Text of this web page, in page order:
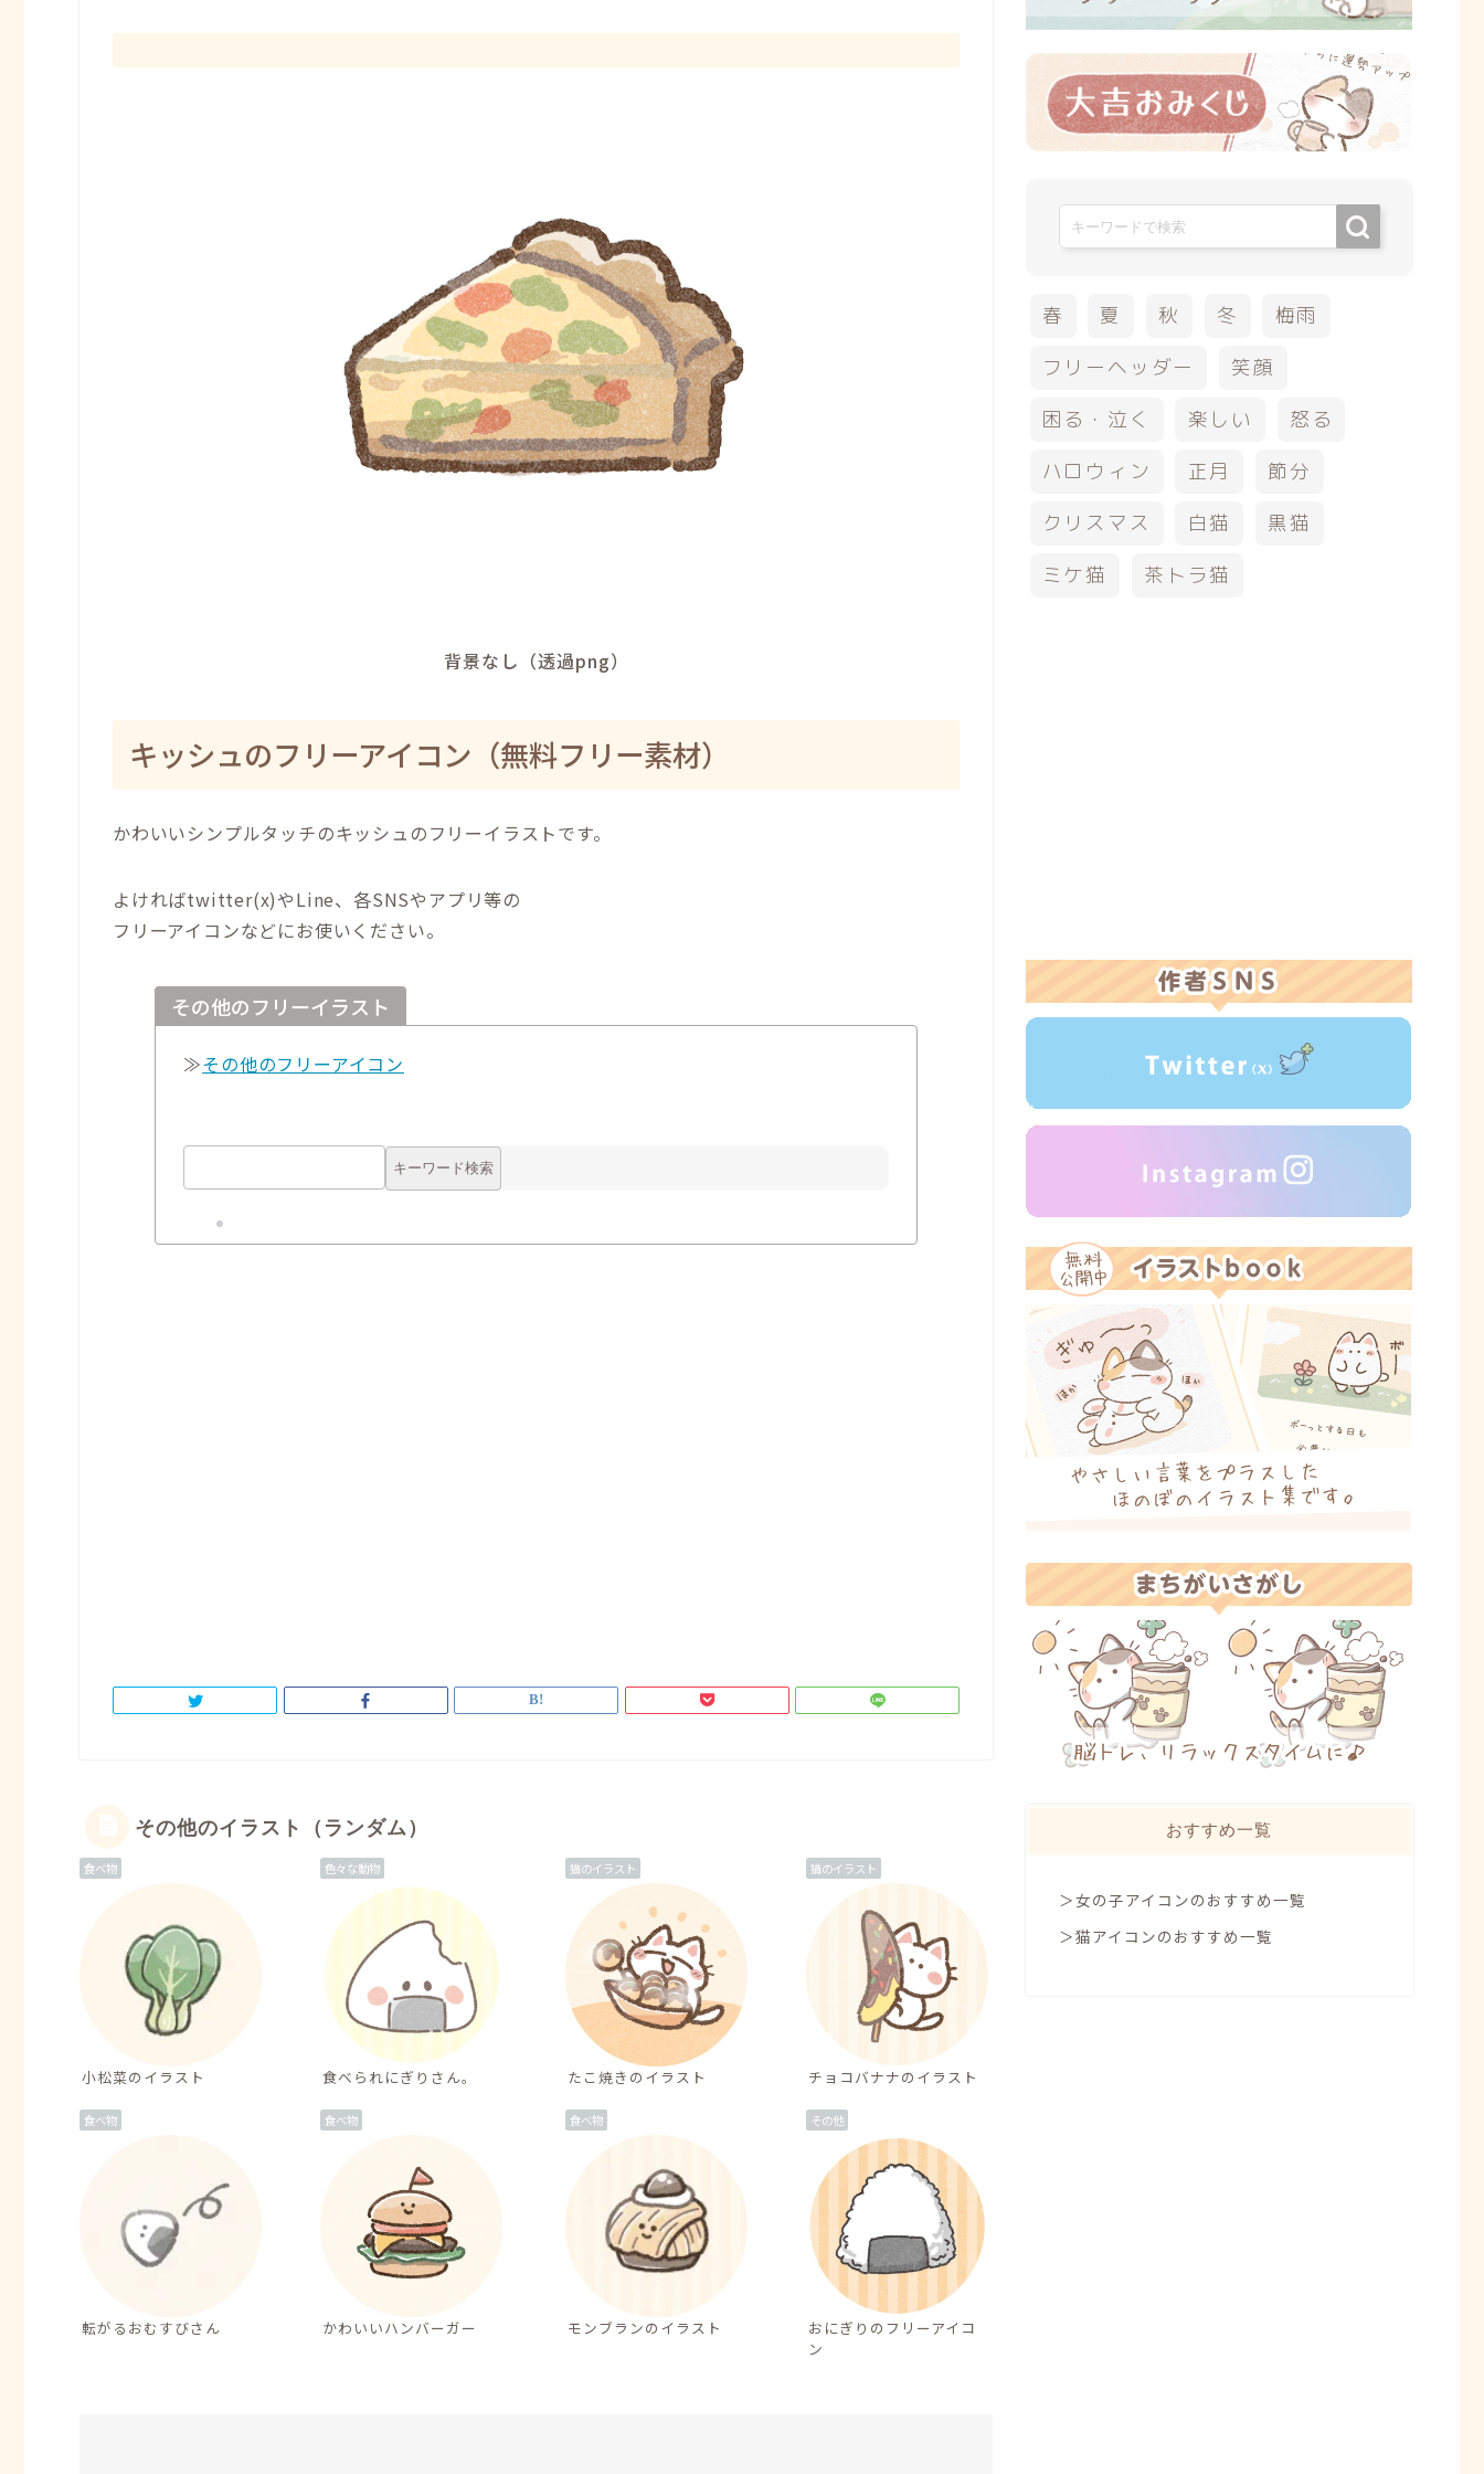
背景なし（透過png）
キッシュのフリーアイコン（無料フリー素材）
かわいいシンプルタッチのキッシュのフリーイラストです。
よければtwitter(x)やLine、各SNSやアプリ等の
フリーアイコンなどにお使いください。
その他のフリーイラスト
≫その他のフリーアイコン
その他のイラスト（ランダム）
食べ物
小松菜のイラスト
色々な動物
食べられにぎりさん。
猫のイラスト
たこ焼きのイラスト
猫のイラスト
チョコバナナのイラスト
食べ物
転がるおむすびさん
食べ物
かわいいハンバーガー
食べ物
モンブランのイラスト
その他
おにぎりのフリーアイコ
ン
春 夏 秋 冬
梅雨
フリーヘッダー
笑顔
困る・泣く
楽しい
怒る
ハロウィン
正月
節分
クリスマス
白猫
黒猫
ミケ猫
茶トラ猫
おすすめ一覧
＞女の子アイコンのおすすめ一覧
＞猫アイコンのおすすめ一覧